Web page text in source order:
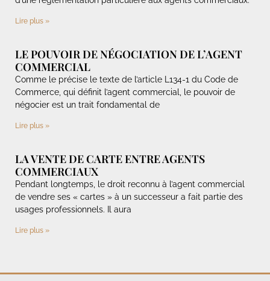
Lire plus »
LE POUVOIR DE NÉGOCIATION DE L’AGENT
COMMERCIAL
Comme le précise le texte de l’article L134-1 du Code de
Commerce, qui définit l’agent commercial, le pouvoir de
négocier est un trait fondamental de
Lire plus »
LA VENTE DE CARTE ENTRE AGENTS
COMMERCIAUX
Pendant longtemps, le droit reconnu à l’agent commercial
de vendre ses « cartes » à un successeur a fait partie des
usages professionnels. Il aura
Lire plus »